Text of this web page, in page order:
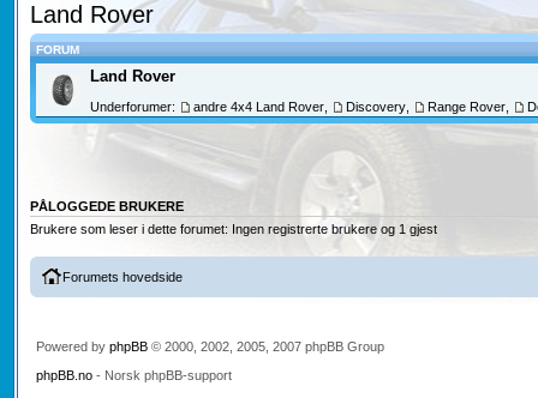
Land Rover
FORUM
Land Rover
Underforumer: andre 4x4 Land Rover, Discovery, Range Rover,
PÅLOGGEDE BRUKERE
Brukere som leser i dette forumet: Ingen registrerte brukere og 1 gjest
Forumets hovedside
Powered by phpBB© 2000, 2002, 2005, 2007 phpBB Group
phpBB.no- Norsk phpBB-support